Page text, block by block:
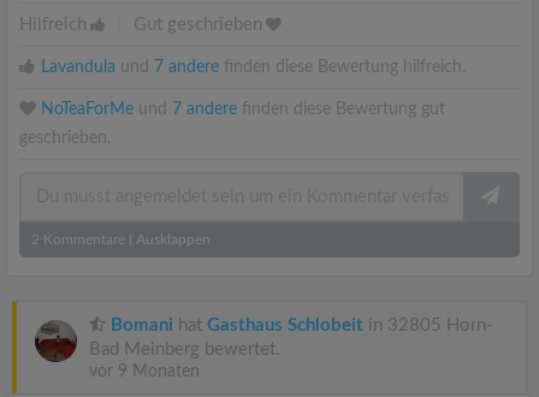
Hilfreich Gut geschrieben
Lavandula und 7 andere finden diese Bewertung hilfreich.
NoTeaForMe und 7 andere finden diese Bewertung gut
geschrieben.
2 Kommentare Ausklappen
Bomani hat Gasthaus Schlobeit in 32805 Horn-
Bad Meinberg bewertet.
vor 9 Monaten